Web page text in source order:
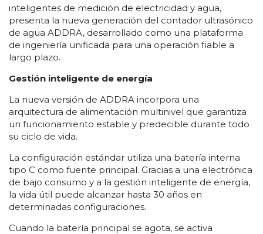
inteligentes de medición de electricidad y agua,
presenta la nueva generación del contador ultrasónico
de agua ADDRA, desarrollado como una plataforma
de ingeniería unificada para una operación fiable a
largo plazo.
Gestión inteligente de energía
La nueva versión de ADDRA incorpora una
arquitectura de alimentación multinivel que garantiza
un funcionamiento estable y predecible durante todo
su ciclo de vida.
La configuración estándar utiliza una batería interna
tipo C como fuente principal. Gracias a una electrónica
de bajo consumo y a la gestión inteligente de energía,
la vida útil puede alcanzar hasta 30 años en
determinadas configuraciones.
Cuando la batería principal se agota, se activa